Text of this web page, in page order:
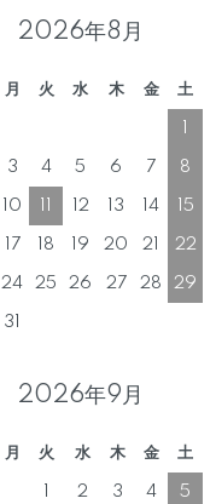
2026年8月
月 火 水 木 金 土
3 4 5 6 7 8
10 12 13 14 15
17 18 19 20 21 22
24 25 26 27 28 29
31
2026年9月
月 火 水 木 金 土
2 3 4 5